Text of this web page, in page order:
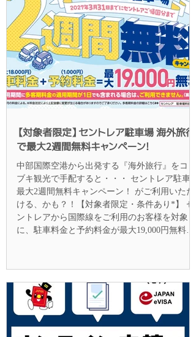
【対象者限定】セントレア駐車場 海外旅行
で最大2週間無料キャンペーン!
中部国際空港から出発する『海外旅行』をコト
ブキ観光で手配すると・・・ セントレア駐車場
最大2週間無料キャンペーン！ がご利用いただ
ける、かも？！【対象者限定・条件あり*】 セ
ントレアから国際線をご利用のお客様を対象
に、駐車料金と予約料金が最大19,000円無料と
移動でき、出発前の時間も快適にお過ごしいた
だけます。 ご利用には条件がありますので、詳
細をご確認のうえ、ぜひお得にセントレア発の
海外旅行をご利用ください。 ＊ 条件を満たす
お客様が対象です 1 往復セントレア発着国際
線ご利用 往復とも、中部国際空港セントレア発